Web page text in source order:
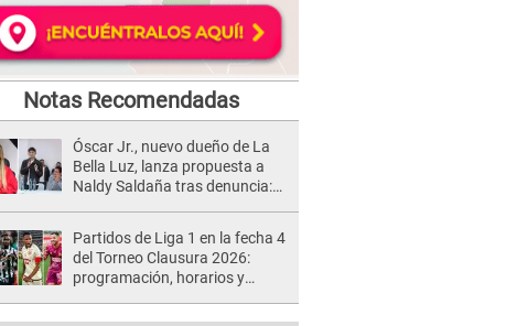
Notas Recomendadas
Óscar Jr., nuevo dueño de La
Bella Luz, lanza propuesta a
Naldy Saldaña tras denuncia:
Partidos de Liga 1 en la fecha 4
del Torneo Clausura 2026:
programación, horarios y